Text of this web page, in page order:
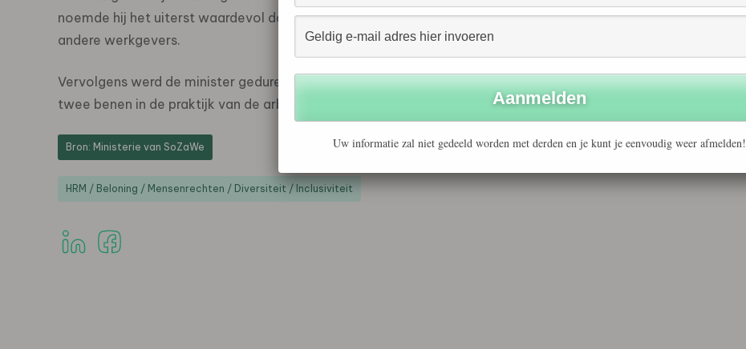
noemde hij het uiterst waardevol dat de aanwezigen de kennis die zij hierbij opdoen, verspreiden onder
andere werkgevers.
Vervolgens werd de minister gedurende anderhalf uur bijgepraat door de aanwezige werkgevers die met
twee benen in de praktijk van de arbeidsinschakeling van Wsw’ers en Wajongers staan.
Bron: Ministerie van SoZaWe
HRM / Beloning / Mensenrechten / Diversiteit / Inclusiviteit
Uw informatie zal niet gedeeld worden met derden en je kunt je eenvoudig weer afmelden!